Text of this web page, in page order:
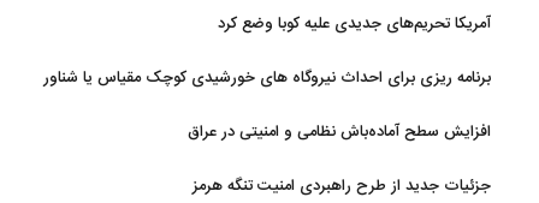
آمریکا تحریم‌های جدیدی علیه کوبا وضع کرد
برنامه ریزی برای احداث نیروگاه های خورشیدی کوچک مقیاس یا شناور
افزایش سطح آماده‌باش نظامی و امنیتی در عراق
جزئیات جدید از طرح راهبردی امنیت تنگه هرمز